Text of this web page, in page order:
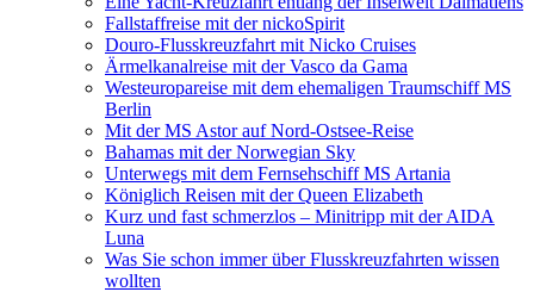
Fallstaffreise mit der nickoSpirit
Douro-Flusskreuzfahrt mit Nicko Cruises
Ärmelkanalreise mit der Vasco da Gama
Westeuropareise mit dem ehemaligen Traumschiff MS
Berlin
Mit der MS Astor auf Nord-Ostsee-Reise
Bahamas mit der Norwegian Sky
Unterwegs mit dem Fernsehschiff MS Artania
Königlich Reisen mit der Queen Elizabeth
Kurz und fast schmerzlos – Minitripp mit der AIDA
Luna
Was Sie schon immer über Flusskreuzfahrten wissen
wollten